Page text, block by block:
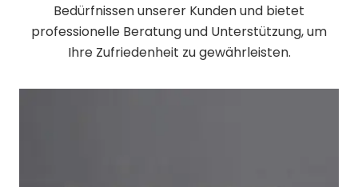
Bedürfnissen unserer Kunden und bietet
professionelle Beratung und Unterstützung, um
Ihre Zufriedenheit zu gewährleisten.